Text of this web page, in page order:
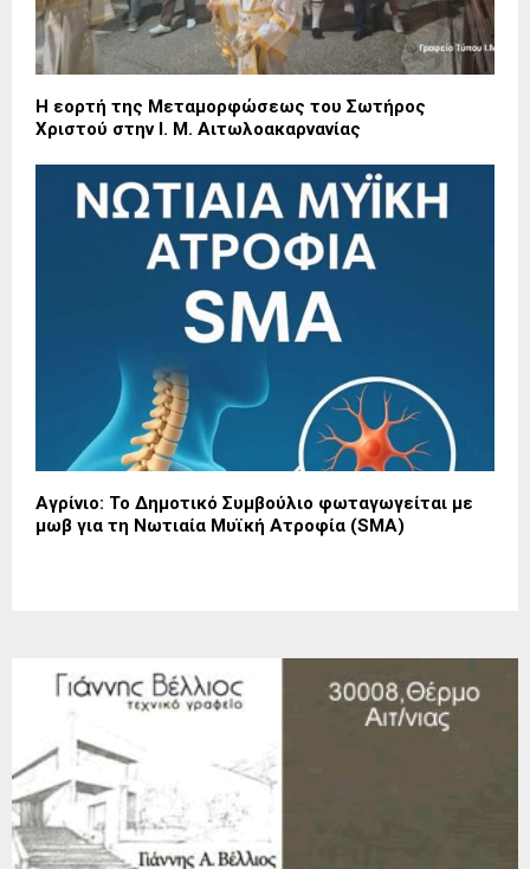
Η εορτή της Μεταμορφώσεως του Σωτήρος
Χριστού στην Ι. Μ. Αιτωλοακαρνανίας
Αγρίνιο: Το Δημοτικό Συμβούλιο φωταγωγείται με
μωβ για τη Νωτιαία Μυϊκή Ατροφία (SMA)